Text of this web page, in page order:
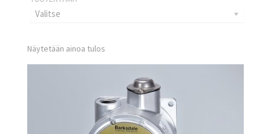
Valitse
Näytetään ainoa tulos